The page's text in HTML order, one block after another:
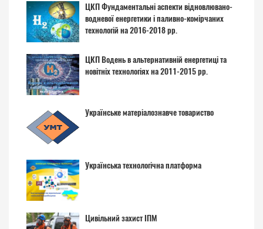
ЦКП Фундаментальні аспекти відновлювано-
водневої енергетики і паливно-комірчаних
технологій на 2016-2018 рр.
ЦКП Водень в альтернативній енергетиці та
новітніх технологіях на 2011-2015 рр.
Українське матеріалознавче товариство
Українська технологічна платформа
Цивільний захист ІПМ